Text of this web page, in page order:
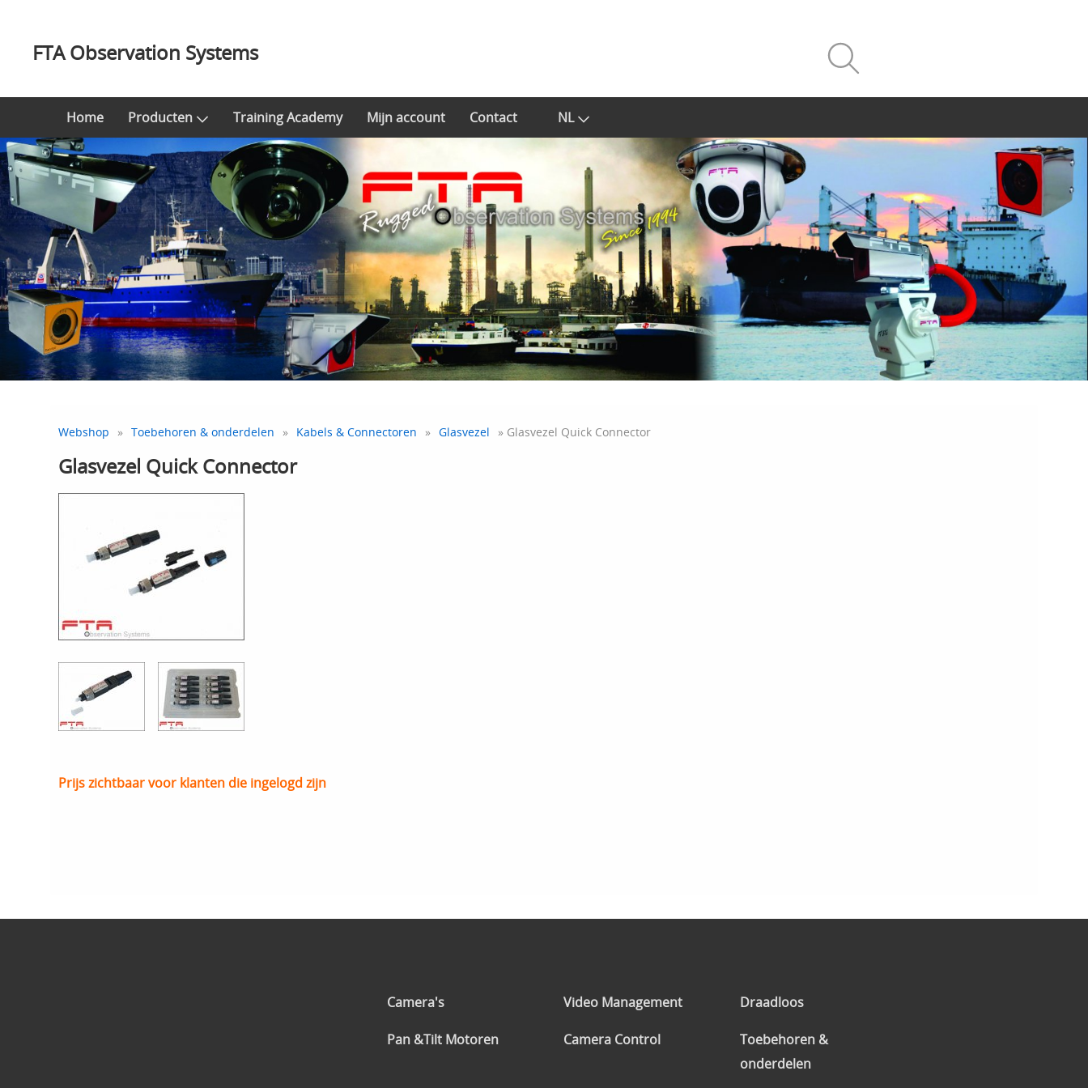
FTA Observation Systems
Home Producten Training Academy Mijn account Contact NL
Webshop » Toebehoren & onderdelen » Kabels & Connectoren » Glasvezel » Glasvezel Quick Connector
Glasvezel Quick Connector
Prijs zichtbaar voor klanten die ingelogd zijn
Camera's Video Management Draadloos
Pan &Tilt Motoren Camera Control
Toebehoren &
onderdelen